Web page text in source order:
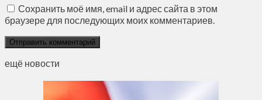
Сохранить моё имя, email и адрес сайта в этом
браузере для последующих моих комментариев.
ещё новости